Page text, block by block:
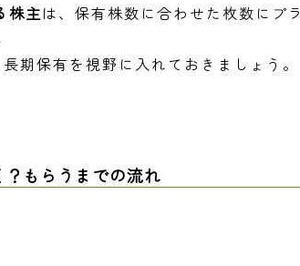
株主は、保有株数に合わせた枚数にプラ
期保有を視野に入れておきましょう。
もらうまでの流れ